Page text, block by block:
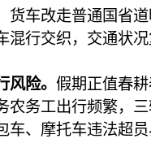
货车改走普通国省
混行交织，交通状
险。 假期正值春
农务工出行频繁，
车、摩托车违法超